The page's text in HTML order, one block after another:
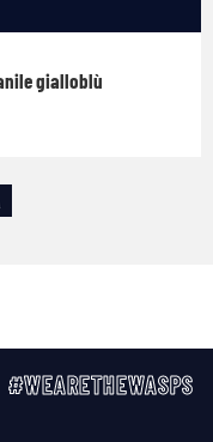
gialloblù
#WEARETHEWASPS